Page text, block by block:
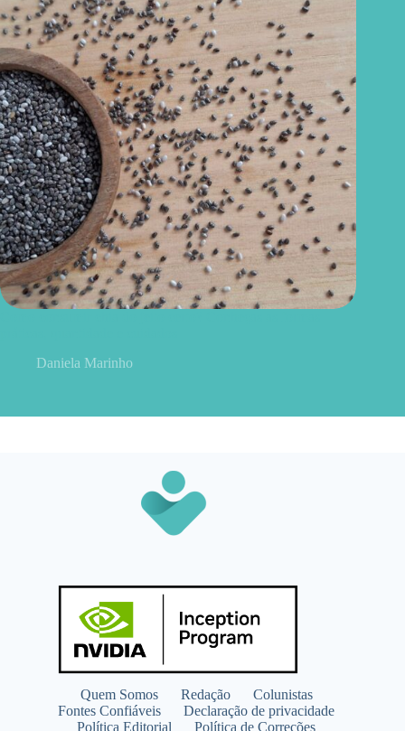
Daniela Marinho
Quem Somos Redação
Colunistas
Fontes Confiáveis
Declaração de privacidade
Política Editorial
Política de Correções